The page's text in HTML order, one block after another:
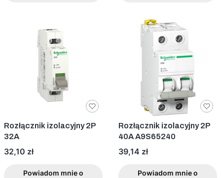
Rozłącznik izolacyjny 2P
32A
Cena
32,10 zł
Powiadom mnie o
Rozłącznik izolacyjny 2P
40A A9S65240
Cena
39,14 zł
Powiadom mnie o